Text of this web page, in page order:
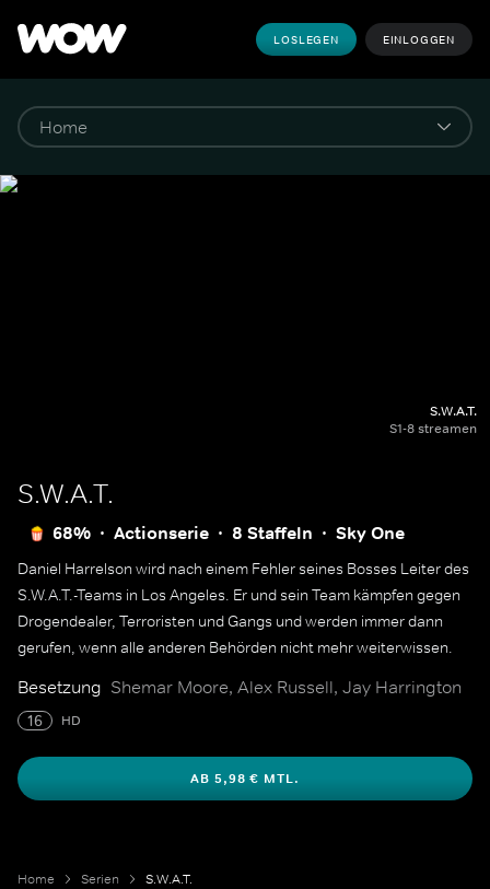
LOSLEGEN EINLOGGEN
S.W.A.T.
S1-8 streamen
S.W.A.T.
68% Actionserie 8 Staffeln Sky One
Daniel Harrelson wird nach einem Fehler seines Bosses Leiter des
S.W.A.T.-Teams in Los Angeles. Er und sein Team kämpfen gegen
Drogendealer, Terroristen und Gangs und werden immer dann
gerufen, wenn alle anderen Behörden nicht mehr weiterwissen.
Besetzung Shemar Moore, Alex Russell, Jay Harrington
16 HD
AB 5,98 € MTL.
Home Serien S.W.A.T.